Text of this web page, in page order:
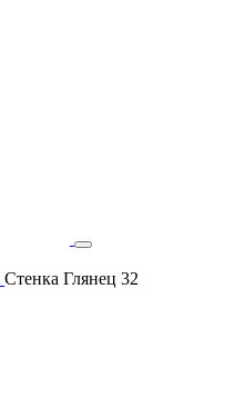
Стенка Глянец 32